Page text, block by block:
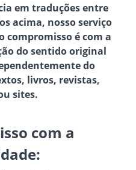
em traduções entre
acima, nosso serviço
compromisso é com a
do sentido original
do
livros, revistas,
sites.
com a